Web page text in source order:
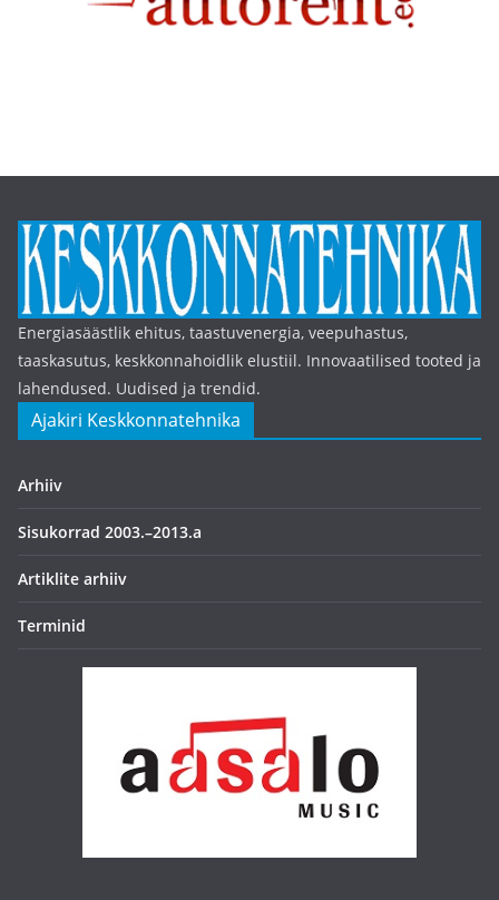
Energiasäästlik ehitus, taastuvenergia, veepuhastus,
taaskasutus, keskkonnahoidlik elustiil. Innovaatilised tooted ja
lahendused. Uudised ja trendid.
Ajakiri Keskkonnatehnika
Arhiiv
Sisukorrad 2003.–2013.a
Artiklite arhiiv
Terminid